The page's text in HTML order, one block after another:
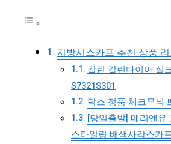
지방시스카프 추천 상품
칼린 칼린다이아 실
S7321S301
닥스 정품 체크무늬
[당일출발] 메리앤
스타일링 배색사각스카